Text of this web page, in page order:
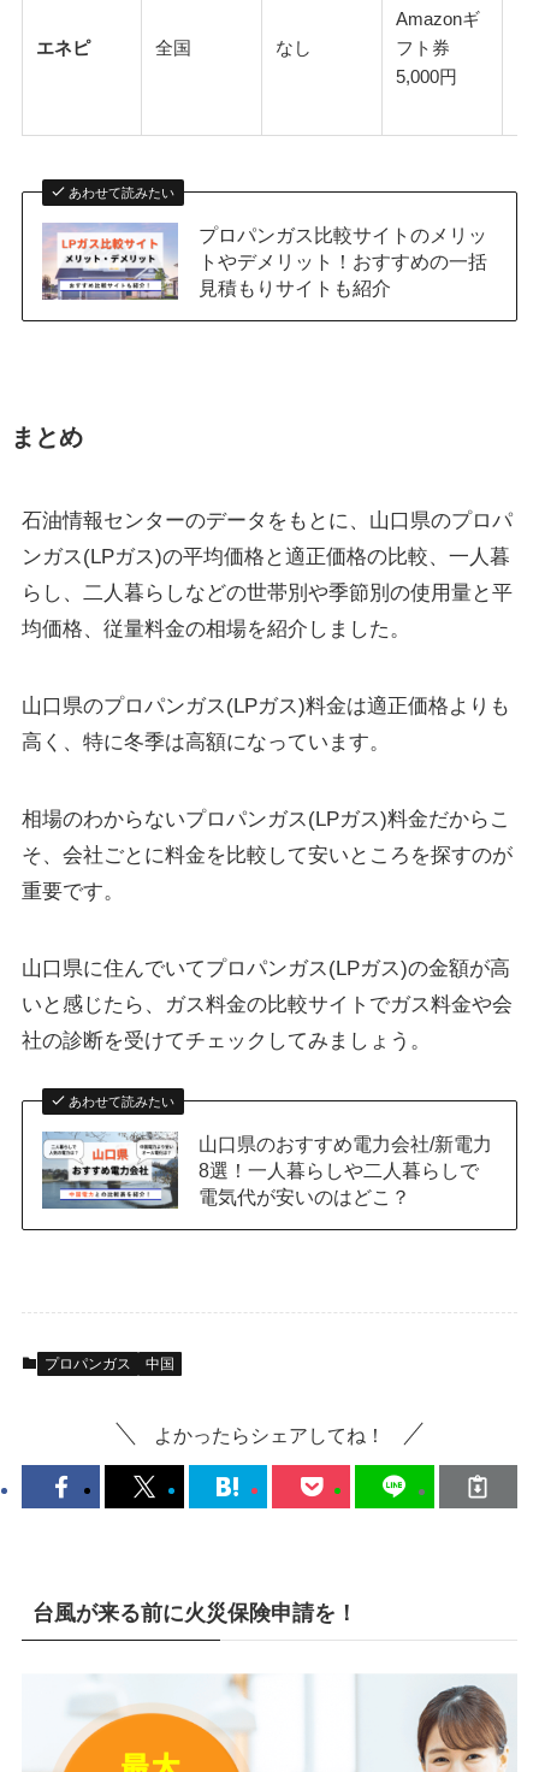
エネピ 全国 なし
Amazonギ
フト券
5,000円
あわせて読みたい
プロパンガス比較サイトのメリッ
トやデメリット！おすすめの一括
見積もりサイトも紹介
まとめ
石油情報センターのデータをもとに、山口県のプロパ
ンガス(LPガス)の平均価格と適正価格の比較、一人暮
らし、二人暮らしなどの世帯別や季節別の使用量と平
均価格、従量料金の相場を紹介しました。
山口県のプロパンガス(LPガス)料金は適正価格よりも
高く、特に冬季は高額になっています。
相場のわからないプロパンガス(LPガス)料金だからこ
そ、会社ごとに料金を比較して安いところを探すのが
重要です。
山口県に住んでいてプロパンガス(LPガス)の金額が高
いと感じたら、ガス料金の比較サイトでガス料金や会
社の診断を受けてチェックしてみましょう。
あわせて読みたい
山口県のおすすめ電力会社/新電力
8選！一人暮らしや二人暮らしで
電気代が安いのはどこ？
プロパンガス 中国
よかったらシェアしてね！
台風が来る前に火災保険申請を！